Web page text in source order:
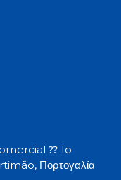
⁇ 1o
Πορτογαλία